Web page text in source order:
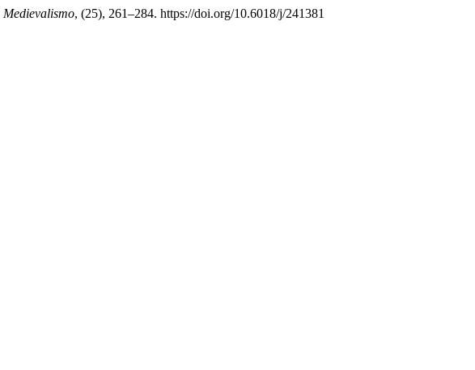
Medievalismo, (25), 261–284. https://doi.org/10.6018/j/241381